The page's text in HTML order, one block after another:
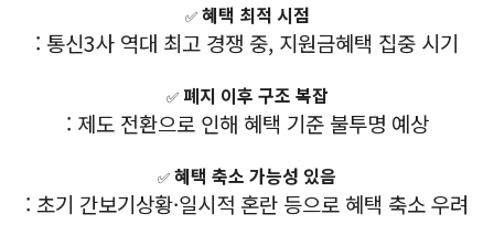
✅혜택 최적 시점
: 통신3사 역대 최고 경쟁 중, 지원금혜택 집중 시기
✅폐지 이후 구조 복잡
: 제도 전환으로 인해 혜택 기준 불투명 예상
✅ 혜택 축소 가능성 있음
: 초기 간보기상황·일시적 혼란 등으로 혜택 축소 우려